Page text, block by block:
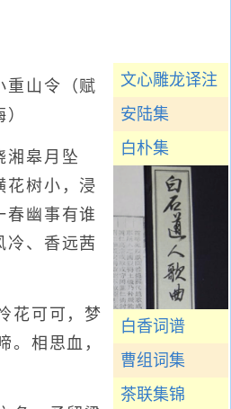
文心雕龙译注
安陆集
白朴集
白香词谱
曹组词集
茶联集锦
山令（赋
皋月坠
花树小，浸
春幽事有谁
冷、香远茜
可可，梦
。相思血，